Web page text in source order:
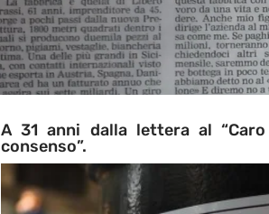
A 31 anni dalla lettera al
consenso”.